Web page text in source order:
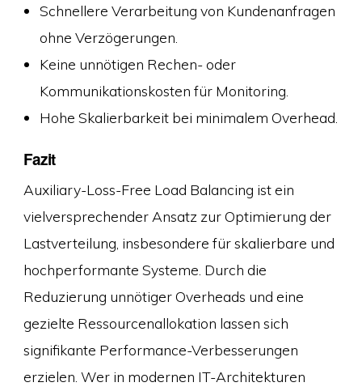
Schnellere Verarbeitung von Kundenanfragen
ohne Verzögerungen.
Keine unnötigen Rechen- oder
Kommunikationskosten für Monitoring.
Hohe Skalierbarkeit bei minimalem Overhead.
Fazit
Auxiliary-Loss-Free Load Balancing ist ein
vielversprechender Ansatz zur Optimierung der
Lastverteilung, insbesondere für skalierbare und
hochperformante Systeme. Durch die
Reduzierung unnötiger Overheads und eine
gezielte Ressourcenallokation lassen sich
signifikante Performance-Verbesserungen
erzielen. Wer in modernen IT-Architekturen